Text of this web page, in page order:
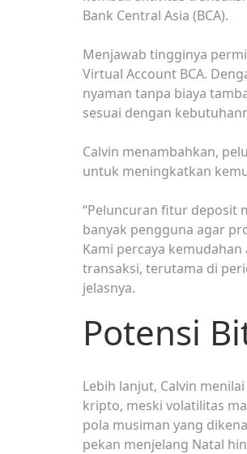
Bank Central Asia (BCA).
Menjawab tingginya
Virtual Account BCA.
nyaman tanpa biaya
sesuai dengan
Calvin menambahkan,
untuk meningkatkan
“Peluncuran fitur deposit
banyak pengguna agar
Kami percaya
transaksi, terutama di
jelasnya.
Potensi
Lebih lanjut, Calvin
kripto, meski volatilitas
pola musiman yang
pekan menjelang Natal